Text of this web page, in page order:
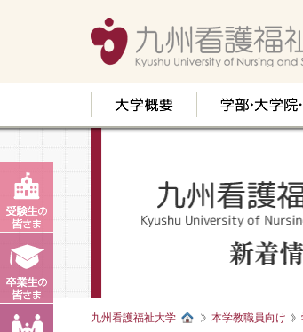
九州看護福祉大学 本学教職員向け